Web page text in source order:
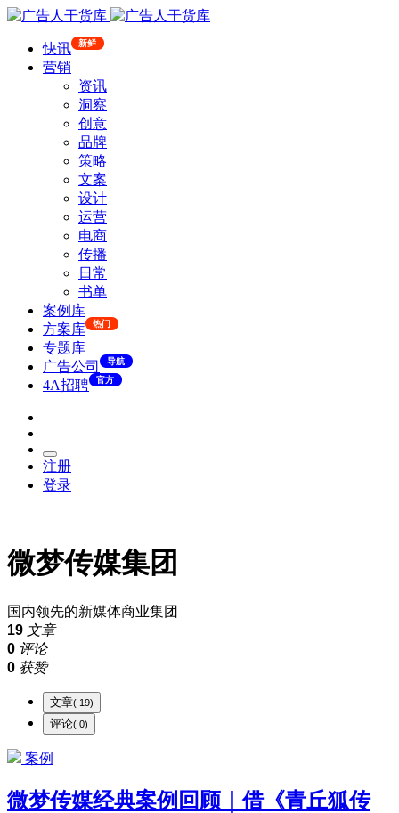
快讯 新鲜
营销
资讯
洞察
创意
品牌
策略
文案
设计
运营
电商
传播
日常
书单
案例库
方案库
热门
专题库
广告公司
导航
4A招聘 官方
注册
登录
微梦传媒集团
国内领先的新媒体商业集团
19 文章
0 评论
0 获赞
文章 ( 19)
评论 ( 0)
案例
微梦传媒经典案例回顾｜借《青丘狐传